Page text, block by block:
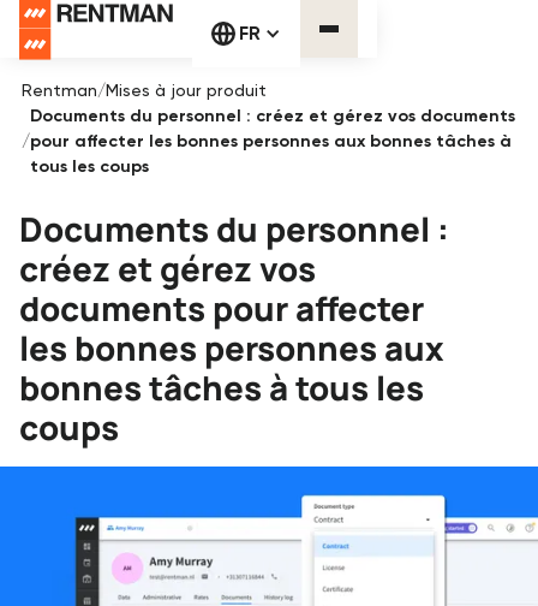
FR
Rentman/Mises à jour produit
/
Documents du personnel : créez et gérez vos documents
pour affecter les bonnes personnes aux bonnes tâches à
tous les coups
Documents du personnel :
créez et gérez vos
documents pour affecter
les bonnes personnes aux
bonnes tâches à tous les
coups